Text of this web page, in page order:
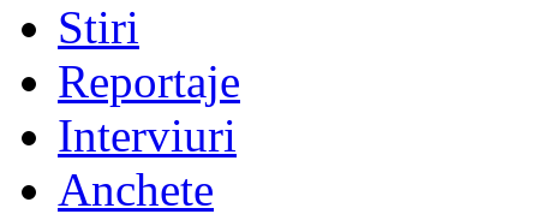
Stiri
Reportaje
Interviuri
Anchete